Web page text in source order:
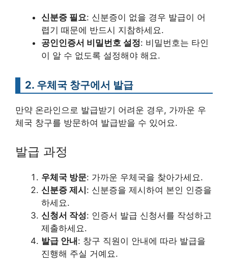
신분증 필요: 신분증이 없을 경우 발급이 어
렵기 때문에 반드시 지참하세요.
공인인증서 비밀번호 설정: 비밀번호는 타인
이 알 수 없도록 설정해야 해요.
2. 우체국 창구에서 발급
만약 온라인으로 발급받기 어려운 경우, 가까운 우
체국 창구를 방문하여 발급받을 수 있어요.
발급 과정
우체국 방문: 가까운 우체국을 찾아가세요.
신분증 제시: 신분증을 제시하여 본인 인증을
하세요.
신청서 작성: 인증서 발급 신청서를 작성하고
제출하세요.
발급 안내: 창구 직원이 안내에 따라 발급을
진행해 주실 거예요.